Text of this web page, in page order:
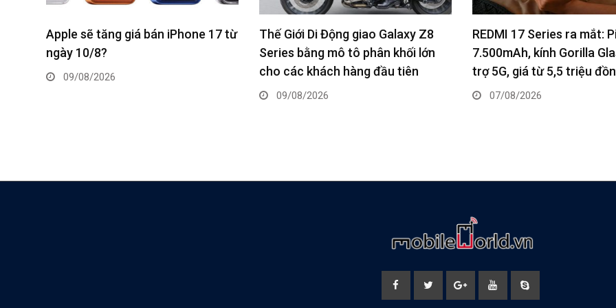
Thế Giới Di Động giao Galaxy Z8
Series bằng mô tô phân khối lớn
cho các khách hàng đầu tiên
REDMI 17 Series ra mắt: Pin
7.500mAh, kính Gorilla Glass 7i, hỗ
trợ 5G, giá từ 5,5 triệu đồng
07/08/2026
ASUS tung ROG Strix
trang bị Intel Core Ultra 9
5090, công suất lên tới
07/08/2026